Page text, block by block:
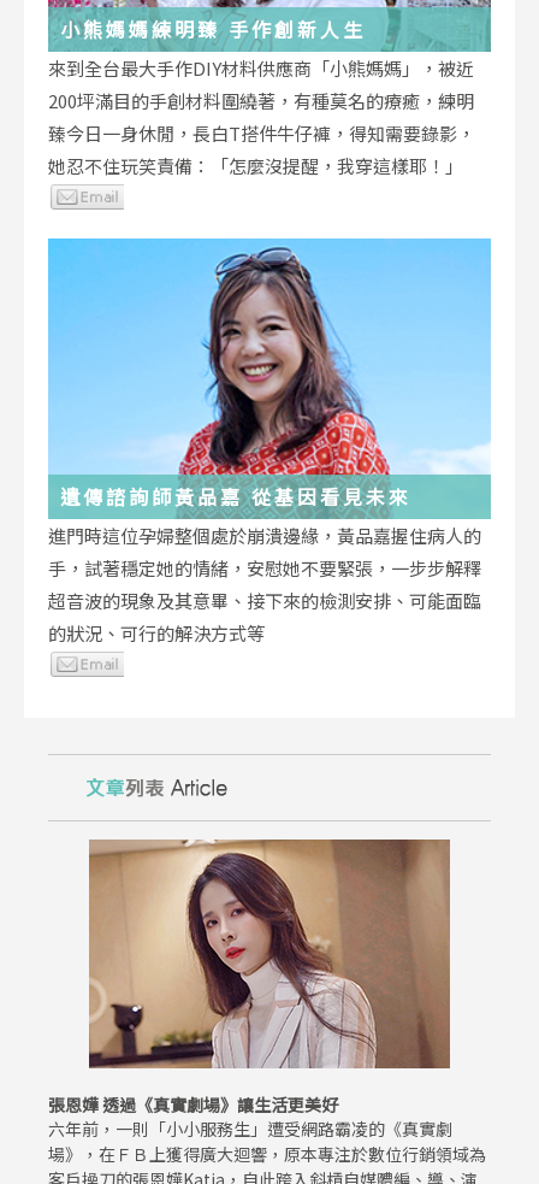
小熊媽媽練明臻 手作創新人生
來到全台最大手作DIY材料供應商「小熊媽媽」，被近
200坪滿目的手創材料圍繞著，有種莫名的療癒，練明
臻今日一身休閒，長白T搭件牛仔褲，得知需要錄影，
她忍不住玩笑責備：「怎麼沒提醒，我穿這樣耶！」
遺傳諮詢師黃品嘉 從基因看見未來
進門時這位孕婦整個處於崩潰邊緣，黃品嘉握住病人的
手，試著穩定她的情緒，安慰她不要緊張，一步步解釋
超音波的現象及其意畢、接下來的檢測安排、可能面臨
的狀況、可行的解決方式等
張恩嬅 透過《真實劇場》讓生活更美好
六年前，一則「小小服務生」遭受網路霸凌的《真實劇
場》，在ＦＢ上獲得廣大迴響，原本專注於數位行銷領域為
客戶操刀的張恩嬅Katia，自此跨入斜槓自媒體編、導、演